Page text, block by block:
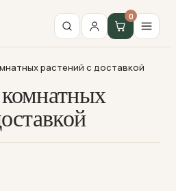
0
растений с доставкой